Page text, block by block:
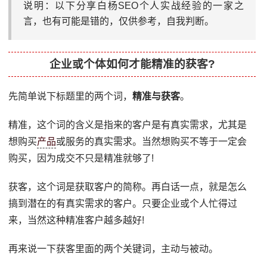
说明：以下分享白杨SEO个人实战经验的一家之
言，也有可能是错的，仅供参考，自我判断。
企业或个体如何才能精准的获客?
先简单说下标题里的两个词，精准与获客。
精准，这个词的含义是指来的客户是有真实需求，尤其是
想购买产品或服务的真实需求。当然想购买不等于一定会
购买，因为成交不只是精准就够了!
获客，这个词是获取客户的简称。再白话一点，就是怎么
搞到潜在的有真实需求的客户。只要企业或个人忙得过
来，当然这种精准客户越多越好!
再来说一下获客里面的两个关键词，主动与被动。